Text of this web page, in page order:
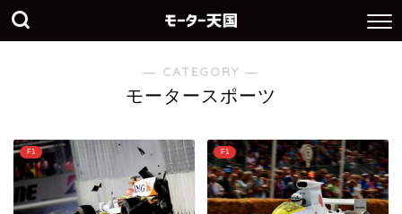
― CATEGORY ―
モータースポーツ
F1 F1